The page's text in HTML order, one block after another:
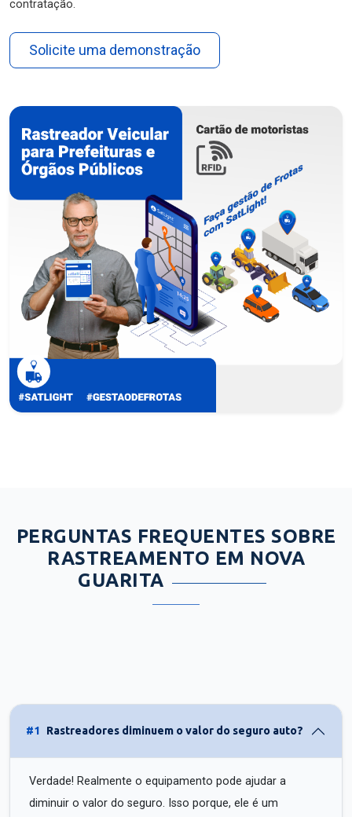
contratação.
Solicite uma demonstração
PERGUNTAS FREQUENTES SOBRE
RASTREAMENTO EM NOVA
GUARITA
#1 Rastreadores diminuem o valor do seguro auto?
Verdade! Realmente o equipamento pode ajudar a
diminuir o valor do seguro. Isso porque, ele é um